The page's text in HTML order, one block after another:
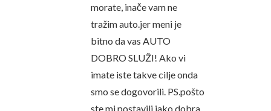
morate, inače vam ne
tražim auto.jer meni je
bitno da vas AUTO
DOBRO SLUŽI! Ako vi
imate iste takve cilje onda
smo se dogovorili. PS.pošto
ste mi postavili jako dobra